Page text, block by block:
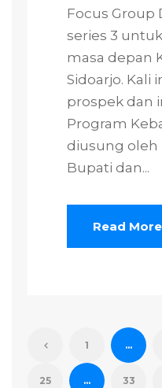
Focus Group
series 3
masa depan
Sidoarjo. Kali
prospek dan
Program
diusung oleh
Bupati dan...
Read More
1 …
25 … 33